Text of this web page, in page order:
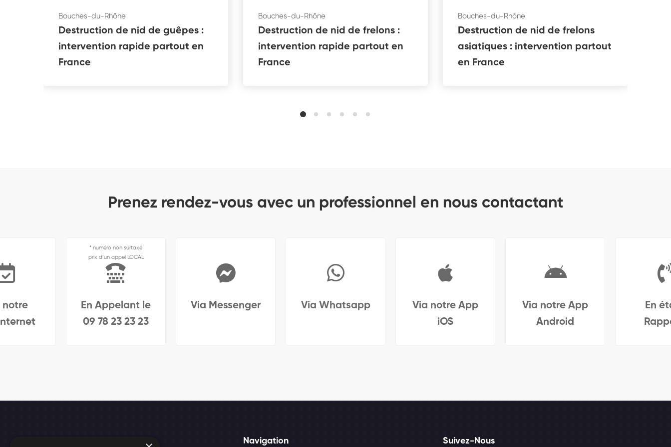
Bouches-du-Rhône
Destruction de nid de guêpes :
intervention rapide partout en
France
Bouches-du-Rhône
Destruction de nid de frelons :
intervention rapide partout en
France
Bouches-du-Rhône
Destruction de nid de frelons
asiatiques : intervention partout
en France
Prenez rendez-vous avec un professionnel en nous contactant
notre
* numéro non surtaxé
prix d’un appel LOCAL
En Appelant le
09 78 23 23 23
Via Messenger Via Whatsapp
Via notre App
iOS
Via notre App
Android
En
Navigation Suivez-Nous